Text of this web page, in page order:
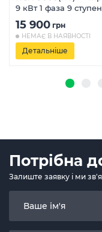
9 кВт 1 фаза 9
15 900 грн
НЕМАЄ В НАЯВНОСТІ
Детальніше
Потрібна
Залиште заявку і ми